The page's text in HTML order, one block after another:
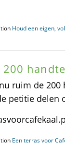
Houd een eigen,
200
ruim de 200
petitie delen
Een terras voor